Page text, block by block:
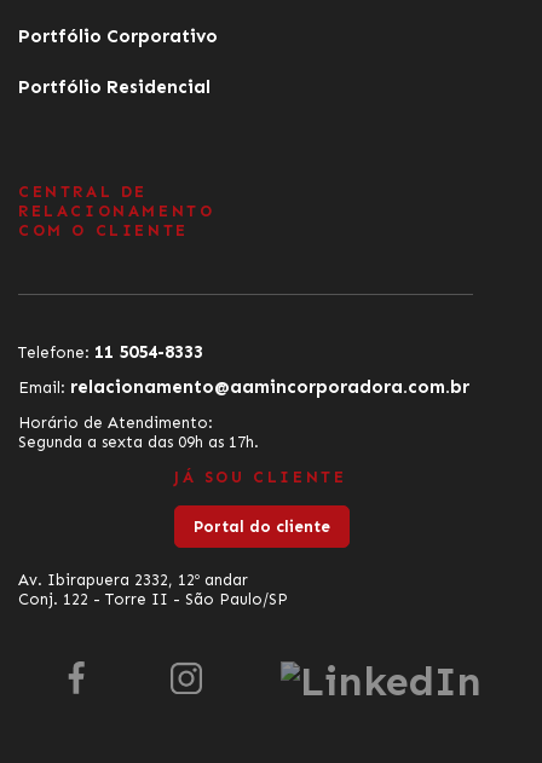
Portfólio Corporativo
Portfólio Residencial
CENTRAL DE
RELACIONAMENTO
COM O CLIENTE
Telefone: 11 5054-8333
Email: relacionamento@aamincorporadora.com.br
Horário de Atendimento:
Segunda a sexta das 09h as 17h.
JÁ SOU CLIENTE
Portal do cliente
Av. Ibirapuera 2332, 12º andar
Conj. 122 - Torre II - São Paulo/SP